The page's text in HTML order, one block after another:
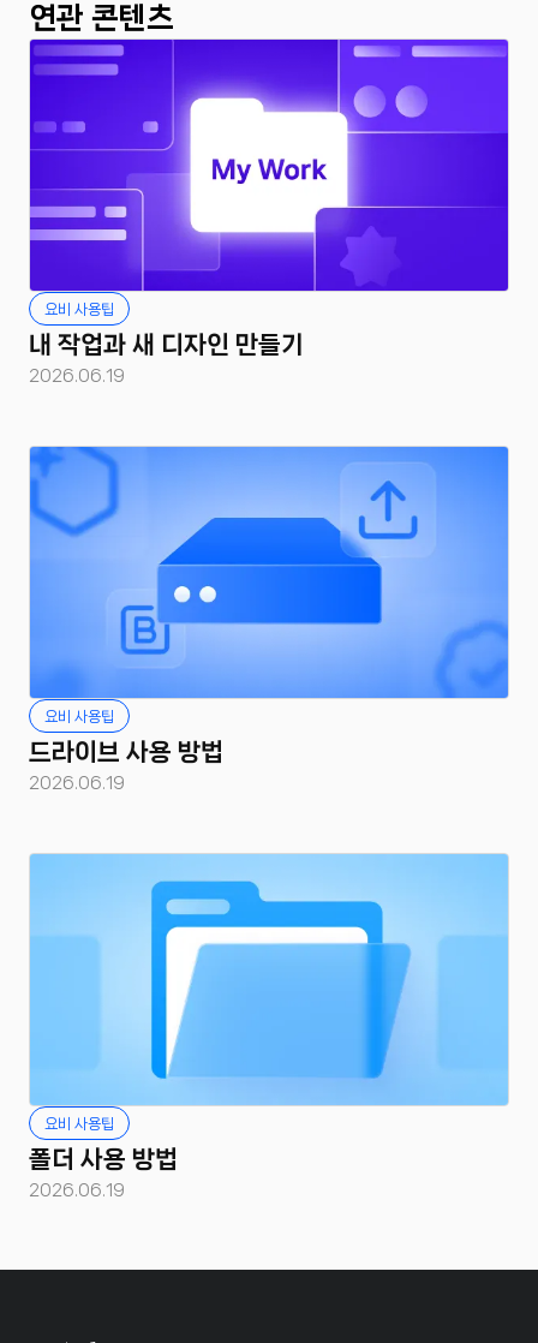
연관 콘텐츠
요비 사용팁
내 작업과 새 디자인 만들기
2026.06.19
요비 사용팁
드라이브 사용 방법
2026.06.19
요비 사용팁
폴더 사용 방법
2026.06.19